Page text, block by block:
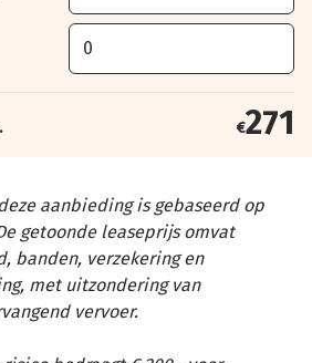
€271
aanbieding is gebaseerd op
getoonde leaseprijs omvat
banden, verzekering en
met uitzondering van
vervoer.